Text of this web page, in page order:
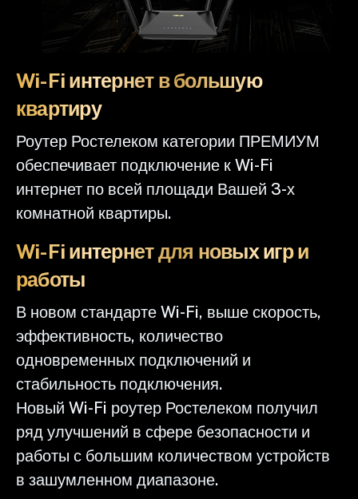
Wi-Fi интернет в большую
квартиру
Роутер Ростелеком категории ПРЕМИУМ
обеспечивает подключение к Wi-Fi
интернет по всей площади Вашей 3-х
комнатной квартиры.
Wi-Fi интернет для новых игр и
работы
В новом стандарте Wi-Fi, выше скорость,
эффективность, количество
одновременных подключений и
стабильность подключения.
Новый Wi-Fi роутер Ростелеком получил
ряд улучшений в сфере безопасности и
работы с большим количеством устройств
в зашумленном диапазоне.